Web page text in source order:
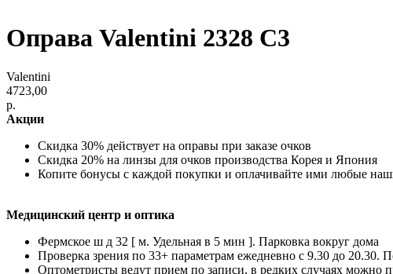
Оправа Valentini 2328 C3
Valentini
4723,00
р.
Акции
Скидка 30% действует на оправы при заказе очков
Скидка 20% на линзы для очков производства Корея и Япония
Копите бонусы с каждой покупки и оплачивайте ими любые
Медицинский центр и оптика
Фермское ш д 32 [ м. Удельная в 5 мин ]. Парковка вокруг дома
Проверка зрения по 33+ параметрам ежедневно с 9.30 до 20.30.
Оптометристы ведут прием по записи, в редких случаях можно